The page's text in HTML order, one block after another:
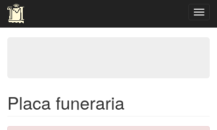
Pasar
contenido
Placa funeraria